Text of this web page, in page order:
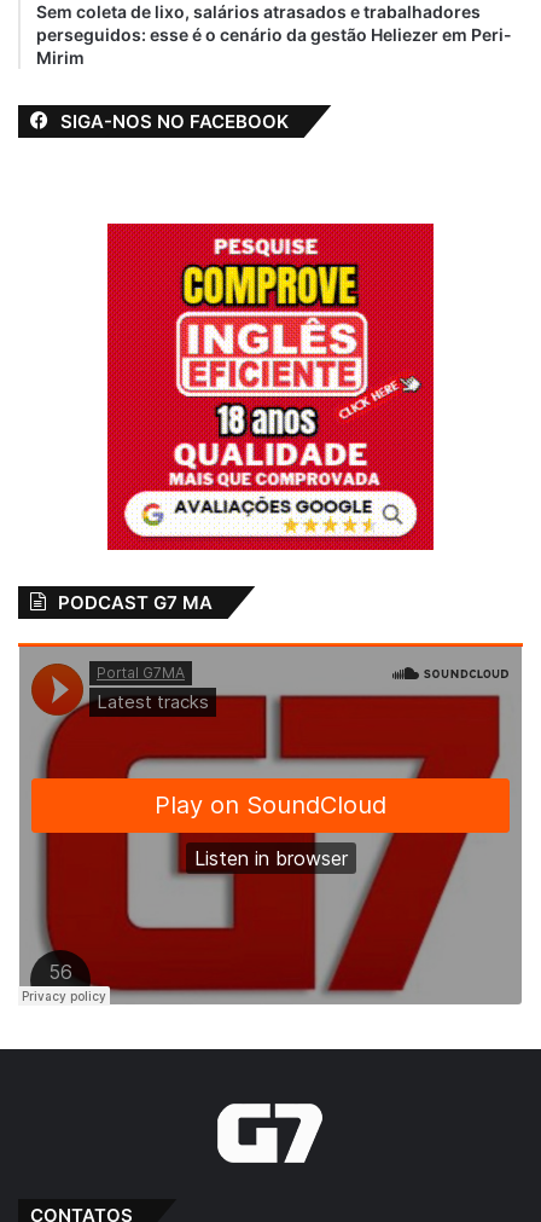
Sem coleta de lixo, salários atrasados e trabalhadores
perseguidos: esse é o cenário da gestão Heliezer em Peri-
Mirim
SIGA-NOS NO FACEBOOK
PODCAST G7 MA
CONTATOS